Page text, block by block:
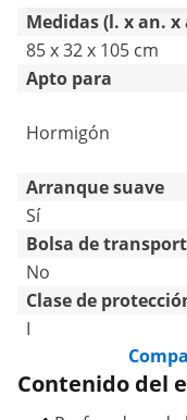
perforación máx.
mm
Medidas (l. x an. x
85 x 32 x 105 cm
Apto para
Hormigón
Arranque suave
Sí
Bolsa de
No
Clase de
I
Contenido del